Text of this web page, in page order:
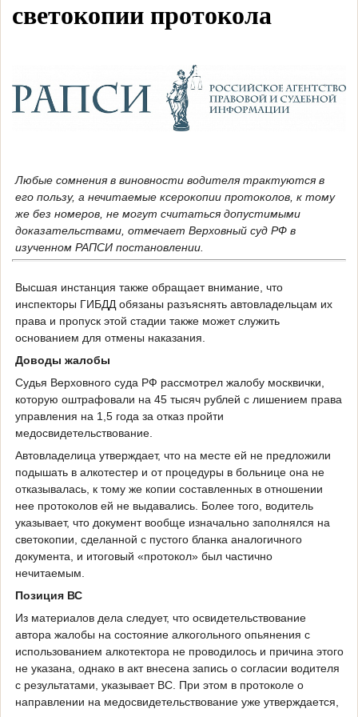
светокопии протокола
Любые сомнения в виновности водителя трактуются в
его пользу, а нечитаемые ксерокопии протоколов, к тому
же без номеров, не могут считаться допустимыми
доказательствами, отмечает Верховный суд РФ в
изученном РАПСИ постановлении.
Высшая инстанция также обращает внимание, что
инспекторы ГИБДД обязаны разъяснять автовладельцам их
права и пропуск этой стадии также может служить
основанием для отмены наказания.
Доводы жалобы
Судья Верховного суда РФ рассмотрел жалобу москвички,
которую оштрафовали на 45 тысяч рублей с лишением права
управления на 1,5 года за отказ пройти
медосвидетельствование.
Автовладелица утверждает, что на месте ей не предложили
подышать в алкотестер и от процедуры в больнице она не
отказывалась, к тому же копии составленных в отношении
нее протоколов ей не выдавались. Более того, водитель
указывает, что документ вообще изначально заполнялся на
светокопии, сделанной с пустого бланка аналогичного
документа, и итоговый «протокол» был частично
нечитаемым.
Позиция ВС
Из материалов дела следует, что освидетельствование
автора жалобы на состояние алкогольного опьянения с
использованием алкотектора не проводилось и причина этого
не указана, однако в акт внесена запись о согласии водителя
с результатами, указывает ВС. При этом в протоколе о
направлении на медосвидетельствование уже утверждается,